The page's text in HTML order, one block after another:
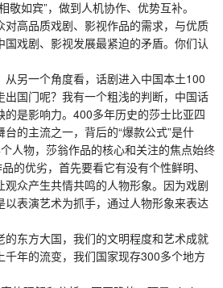
敬如宾”，做到人机协作、优势互补。
高品质戏剧、影视作品的需求，与优质
戏剧、影视发展最紧迫的矛盾。你们认
另一个角度看，话剧进入中国本土100
出国门呢？我有一个粗浅的判断，中国话
的是影响力。400多年历史的莎士比亚四
的主流之一，背后的“爆款公式”是什
人物，莎翁作品的核心和关注的焦点始终
的优劣，首先要看它有没有个性鲜明、
众产生共情共鸣的人物形象。因为戏剧
以表演艺术为抓手，通过人物形象来表达
东方大国，我们的文明程度和艺术成就
年的流变，我们国家现存300多个地方